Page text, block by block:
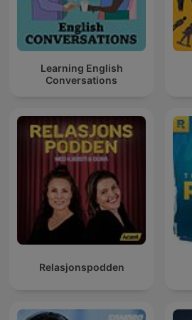
Learning English
Conversations
Relasjonspodden